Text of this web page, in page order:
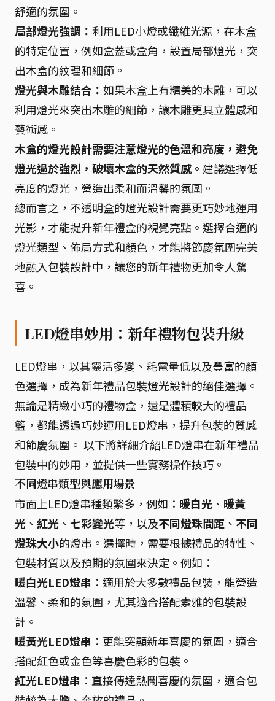
舒適的氛圍。
局部燈光強調： 利用LED小燈或纖維光源，在木盒
的特定位置，例如盒蓋或盒角，設置局部燈光，突
出木盒的紋理和細節。
燈光與木雕結合： 如果木盒上有精美的木雕，可以
利用燈光來突出木雕的細節，讓木雕更具立體感和
藝術感。
木盒的燈光設計需要注意燈光的色溫和亮度，避免
燈光過於強烈，破壞木盒的天然質感。 建議選擇低
亮度的燈光，營造出柔和而溫馨的氛圍。
總而言之，不透明盒的燈光設計需要更巧妙地運用
光影，才能提升新年禮盒的視覺亮點。選擇合適的
燈光類型、佈局方式和顏色，才能將節慶氛圍完美
地融入包裝設計中，讓您的新年禮物更加令人驚
喜。
LED燈串妙用：新年禮物包裝升級
LED燈串，以其靈活多變、耗電量低以及豐富的顏
色選擇，成為新年禮品包裝燈光設計的絕佳選擇。
無論是精緻小巧的禮物盒，還是體積較大的禮品
籃，都能透過巧妙運用LED燈串，提升包裝的質感
和節慶氛圍。 以下將詳細介紹LED燈串在新年禮品
包裝中的妙用，並提供一些實務操作技巧。
不同燈串類型與應用場景
市面上LED燈串種類繁多，例如： 暖白光 、 暖黃
光 、 紅光 、 七彩變光等，以及不同燈珠間距 、 不同
燈珠大小的燈串。選擇時，需要根據禮品的特性、
包裝材質以及預期的氛圍來決定。例如：
暖白光LED燈串 ：適用於大多數禮品包裝，能營造
溫馨、柔和的氛圍，尤其適合搭配素雅的包裝設
計。
暖黃光LED燈串 ：更能突顯新年喜慶的氛圍，適合
搭配紅色或金色等喜慶色彩的包裝。
紅光LED燈串 ：直接傳達熱鬧喜慶的氛圍，適合包